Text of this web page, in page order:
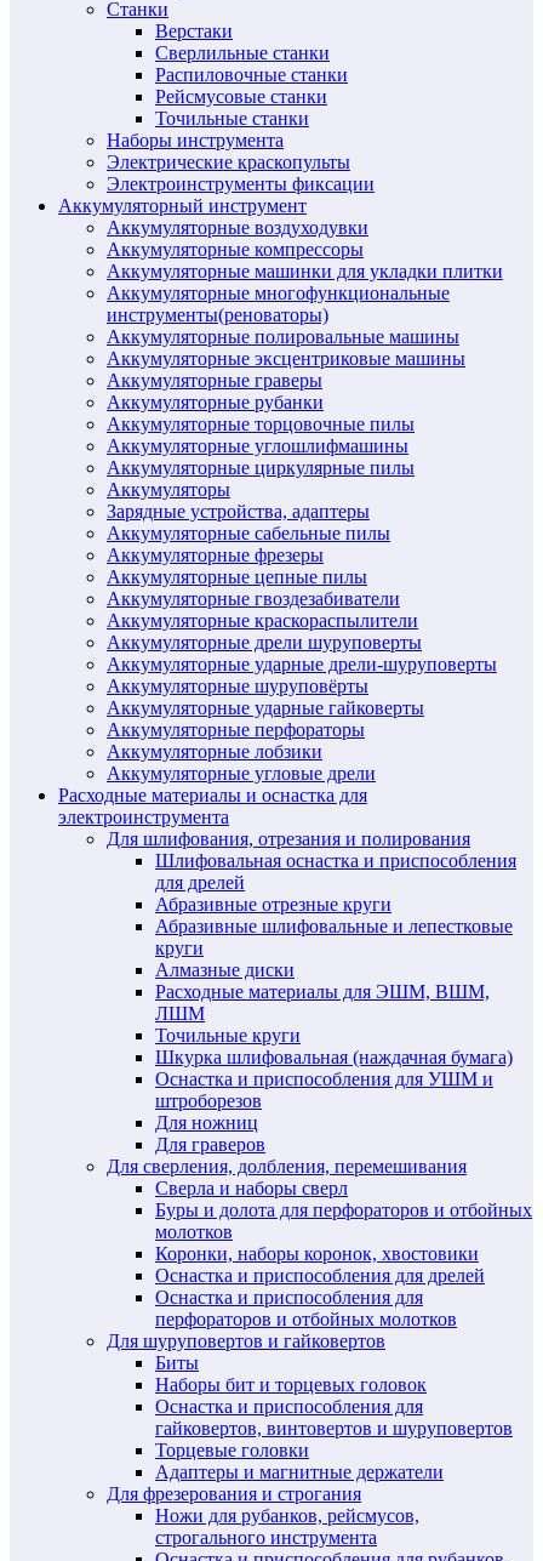
Станки
Верстаки
Сверлильные станки
Распиловочные станки
Рейсмусовые станки
Точильные станки
Наборы инструмента
Электрические краскопульты
Электроинструменты фиксации
Аккумуляторный инструмент
Аккумуляторные воздуходувки
Аккумуляторные компрессоры
Аккумуляторные машинки для укладки плитки
Аккумуляторные многофункциональные
инструменты(реноваторы)
Аккумуляторные полировальные машины
Аккумуляторные эксцентриковые машины
Аккумуляторные граверы
Аккумуляторные рубанки
Аккумуляторные торцовочные пилы
Аккумуляторные углошлифмашины
Аккумуляторные циркулярные пилы
Аккумуляторы
Зарядные устройства, адаптеры
Аккумуляторные сабельные пилы
Аккумуляторные фрезеры
Аккумуляторные цепные пилы
Аккумуляторные гвоздезабиватели
Аккумуляторные краскораспылители
Аккумуляторные дрели шуруповерты
Аккумуляторные ударные дрели-шуруповерты
Аккумуляторные шуруповёрты
Аккумуляторные ударные гайковерты
Аккумуляторные перфораторы
Аккумуляторные лобзики
Аккумуляторные угловые дрели
Расходные материалы и оснастка для
электроинструмента
Для шлифования, отрезания и полирования
Шлифовальная оснастка и приспособления
для дрелей
Абразивные отрезные круги
Абразивные шлифовальные и лепестковые
круги
Алмазные диски
Расходные материалы для ЭШМ, ВШМ,
ЛШМ
Точильные круги
Шкурка шлифовальная (наждачная бумага)
Оснастка и приспособления для УШМ и
штроборезов
Для ножниц
Для граверов
Для сверления, долбления, перемешивания
Сверла и наборы сверл
Буры и долота для перфораторов и отбойных
молотков
Коронки, наборы коронок, хвостовики
Оснастка и приспособления для дрелей
Оснастка и приспособления для
перфораторов и отбойных молотков
Для шуруповертов и гайковертов
Биты
Наборы бит и торцевых головок
Оснастка и приспособления для
гайковертов, винтовертов и шуруповертов
Торцевые головки
Адаптеры и магнитные держатели
Для фрезерования и строгания
Ножи для рубанков, рейсмусов,
строгального инструмента